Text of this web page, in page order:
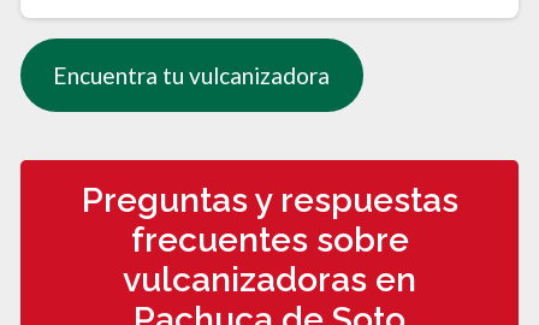
Encuentra tu vulcanizadora
Preguntas y respuestas
frecuentes sobre
vulcanizadoras en